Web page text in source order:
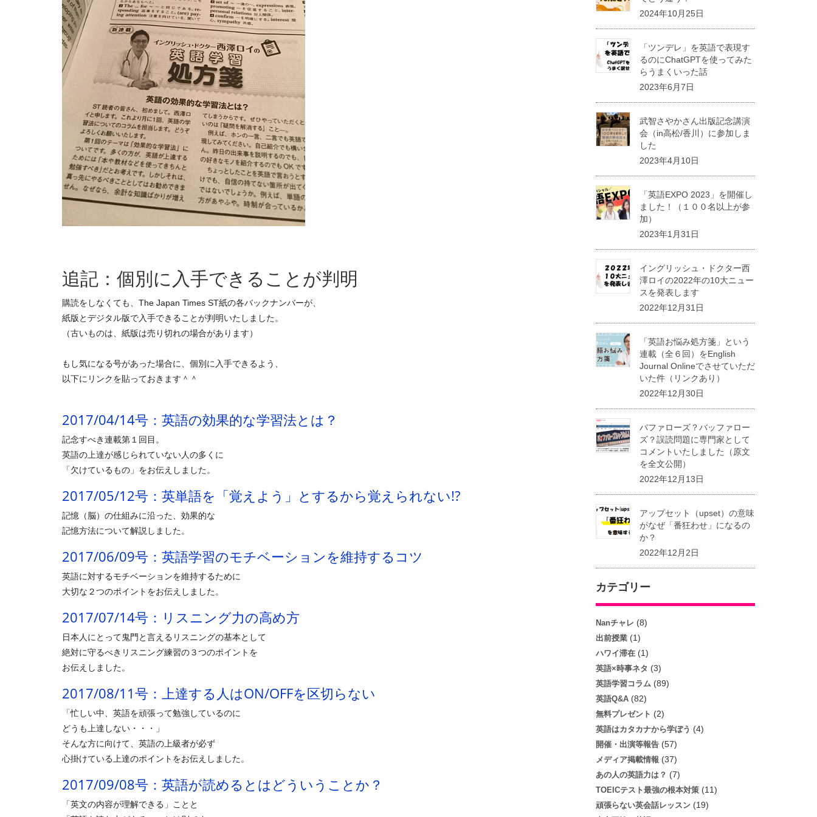
追記：個別に入手できることが判明
購読をしなくても、The Japan Times ST紙の各バックナンバーが、
紙版とデジタル版で入手できることが判明いたしました。
（古いものは、紙版は売り切れの場合があります）
もし気になる号があった場合に、個別に入手できるよう、
以下にリンクを貼っておきます＾＾
2017/04/14号：英語の効果的な学習法とは？
記念すべき連載第１回目。
英語の上達が感じられていない人の多くに
「欠けているもの」をお伝えしました。
2017/05/12号：英単語を「覚えよう」とするから覚えられない!?
記憶（脳）の仕組みに沿った、効果的な
記憶方法について解説しました。
2017/06/09号：英語学習のモチベーションを維持するコツ
英語に対するモチベーションを維持するために
大切な２つのポイントをお伝えしました。
2017/07/14号：リスニング力の高め方
日本人にとって鬼門と言えるリスニングの基本として
絶対に守るべきリスニング練習の３つのポイントを
お伝えしました。
2017/08/11号：上達する人はON/OFFを区切らない
「忙しい中、英語を頑張って勉強しているのに
どうも上達しない・・・」
そんな方に向けて、英語の上級者が必ず
心掛けている上達のポイントをお伝えしました。
2017/09/08号：英語が読めるとはどういうことか？
「英文の内容が理解できる」ことと
2024年10月25日
「ツンデレ」を英語で表現す
るのにChatGPTを使ってみた
らうまくいった話
2023年6月7日
武智さやかさん出版記念講演
会（in高松/香川）に参加しま
した
2023年4月10日
「英語EXPO 2023」を開催し
ました！（１００名以上が参
加）
2023年1月31日
イングリッシュ・ドクター西
澤ロイの2022年の10大ニュー
スを発表します
2022年12月31日
「英語お悩み処方箋」という
連載（全６回）をEnglish
Journal Onlineでさせていただ
いた件（リンクあり）
2022年12月30日
バファローズ？バッファロー
ズ？誤読問題に専門家として
コメントいたしました（原文
を全文公開）
2022年12月13日
アップセット（upset）の意味
がなぜ「番狂わせ」になるの
か？
2022年12月2日
カテゴリー
Nanチャレ (8)
出前授業(1)
ハワイ滞在(1)
英語×時事ネタ (3)
英語学習コラム(89)
英語Q&A(82)
無料プレゼント (2)
英語はカタカナから学ぼう (4)
開催・出演等報告(57)
メディア掲載情報 (37)
あの人の英語力は？ (7)
TOEICテスト最強の根本対策(11)
頑張らない英会話レッスン(19)